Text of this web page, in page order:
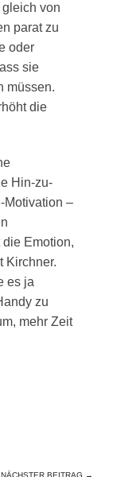
von
parat zu
oder
sie
müssen.
die
Hin-zu-
Motivation –
Emotion,
Kirchner.
es ja
zu
mehr Zeit
NÄCHSTER BEITRAG →